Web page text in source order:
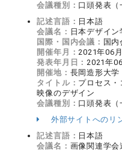
会議種別： 口頭発表（
記述言語： 日本語
会議名： 日本デザイ
国際・国内会議： 国内
開催年月：2021年06月
発表年月日：2021年
開催地： 長岡造形大学
タイトル： プロセス・
映像のデザイン
会議種別： 口頭発表（
外部サイトへのリ
記述言語： 日本語
会議名： 画像関連学会